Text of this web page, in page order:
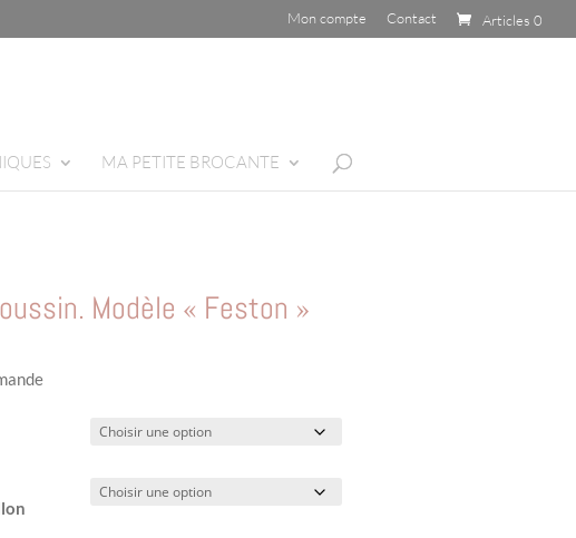
Mon compte Contact Articles 0
MA PETITE BROCANTE
Modèle « Feston »